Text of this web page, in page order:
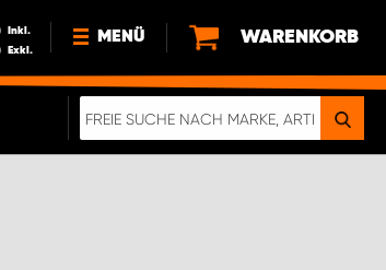
Inkl.
Exkl.
MENÜ
NEWS
WARENKORB